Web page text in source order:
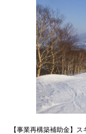
【事業再構築補助金】